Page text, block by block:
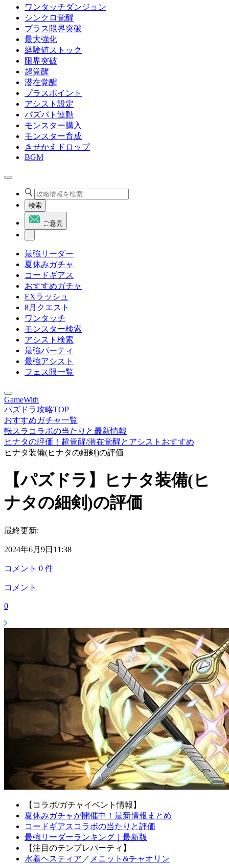
ワンタッチダンジョン
シンクロ覚醒
プラス限界突破
最大強化
経験値ストック
限界突破
超覚醒
潜在覚醒
プラスポイント
アシスト設定
パズバト連動
モンスター購入
モンスター育成
きせかえドロップ
BGM
検索
ご意見
最強リーダー
夏休みガチャ
コードギアス
おすすめガチャ
EXラッシュ
8月クエスト
ワンタッチ
モンスター検索
アシスト検索
最強パーティ
最強アシスト
フェス限一覧
GameWith
パズドラ攻略TOP
おすすめガチャ一覧
転スラコラボの当たりと最新情報
ヒナタの評価！超覚醒/潜在覚醒とアシストおすすめ
ヒナタ装備(ヒナタの細剣)の評価
【パズドラ】ヒナタ装備(ヒ
ナタの細剣)の評価
最終更新:
2024年6月9日11:38
コメント 0 件
コメント
0
【コラボ/ガチャイベント情報】
夏休みガチャが開催中！最新情報まとめ
コードギアスコラボの当たりと評価
最強リーダーランキング｜最新版
【注目のテンプレパーティ】
水着ヘスティア ／ メニット&チャオリン